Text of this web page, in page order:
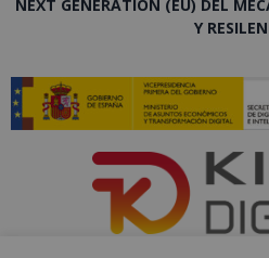
NEXT GENERATION (EU) DEL
Y